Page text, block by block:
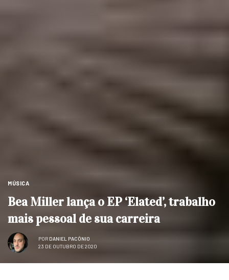
MÚSICA
Bea Miller lança o EP ‘Elated’, trabalho
mais pessoal de sua carreira
POR DANIEL PACÔNIO
23 DE OUTUBRO DE 2020